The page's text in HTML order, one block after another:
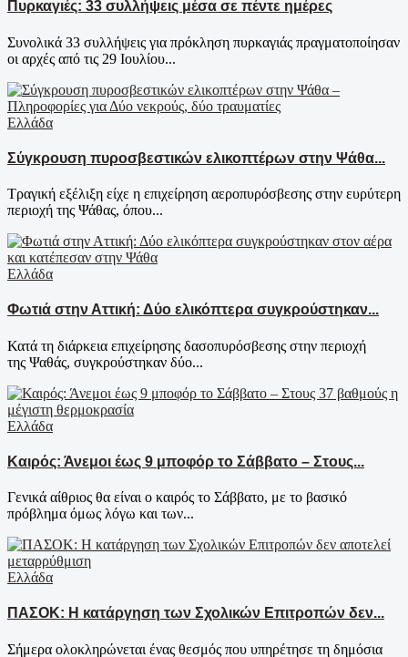
Πυρκαγιές: 33 συλλήψεις μέσα σε πέντε ημέρες
Συνολικά 33 συλλήψεις για πρόκληση πυρκαγιάς πραγματοποίησαν
οι αρχές από τις 29 Ιουλίου...
Ελλάδα
Σύγκρουση πυροσβεστικών ελικοπτέρων στην Ψάθα...
Τραγική εξέλιξη είχε η επιχείρηση αεροπυρόσβεσης στην ευρύτερη
περιοχή της Ψάθας, όπου...
Ελλάδα
Φωτιά στην Αττική: Δύο ελικόπτερα συγκρούστηκαν...
Κατά τη διάρκεια επιχείρησης δασοπυρόσβεσης στην περιοχή
της Ψαθάς, συγκρούστηκαν δύο...
Ελλάδα
Καιρός: Άνεμοι έως 9 μποφόρ το Σάββατο – Στους...
Γενικά αίθριος θα είναι ο καιρός το Σάββατο, με το βασικό
πρόβλημα όμως λόγω και των...
Ελλάδα
ΠΑΣΟΚ: Η κατάργηση των Σχολικών Επιτροπών δεν...
Σήμερα ολοκληρώνεται ένας θεσμός που υπηρέτησε τη δημόσια